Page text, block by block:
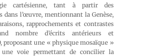
cartésienne, tant à partir des
dans l’œuvre, mentionnant la Genèse,
rapprochements et contrastes
nombre d’écrits antérieurs et
proposant une « physique mosaïque »
une voie permettant de concilier la